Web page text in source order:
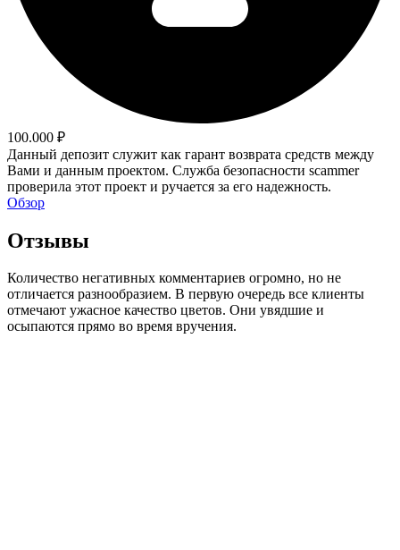
100.000 ₽
Данный депозит служит как гарант возврата средств между
Вами и данным проектом. Служба безопасности scammer
проверила этот проект и ручается за его надежность.
Обзор
Отзывы
Количество негативных комментариев огромно, но не
отличается разнообразием. В первую очередь все клиенты
отмечают ужасное качество цветов. Они увядшие и
осыпаются прямо во время вручения.